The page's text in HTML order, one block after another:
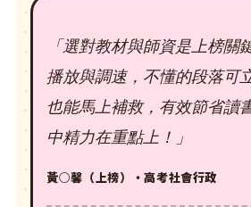
「選對教材與師資是上榜關
播放與調速，不懂的段落可
也能馬上補救，有效節省讀
中精力在重點上！」
黃○馨（上榜）・高考社會行政